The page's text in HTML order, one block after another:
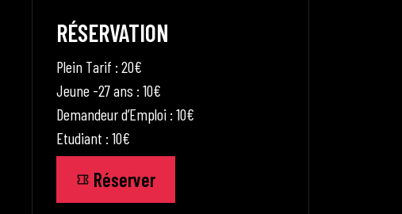
RÉSERVATION
Plein Tarif : 20€
Jeune -27 ans : 10€
Demandeur d’Emploi : 10€
Etudiant : 10€
Réserver